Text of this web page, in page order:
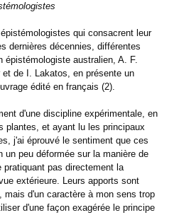
qui consacrent leur
dernières décennies, différentes
épistémologiste australien, A. F.
de I. Lakatos, en présente un
édité en français (2).
d'une discipline expérimentale, en
plantes, et ayant lu les principaux
j'ai éprouvé le sentiment que ces
un peu déformée sur la manière de
pas directement la
extérieure. Leurs apports sont
d'un caractère à mon sens trop
d'une façon exagérée le principe